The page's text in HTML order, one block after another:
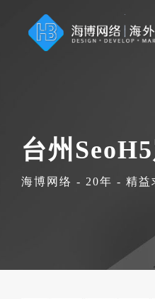
台州
海博网络 - 20年 - 精益